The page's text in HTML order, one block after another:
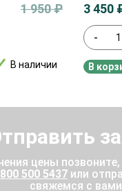
В наличии
1 950₽
-
3 450
В
цены позвоните,
500 5437 или
свяжемся с